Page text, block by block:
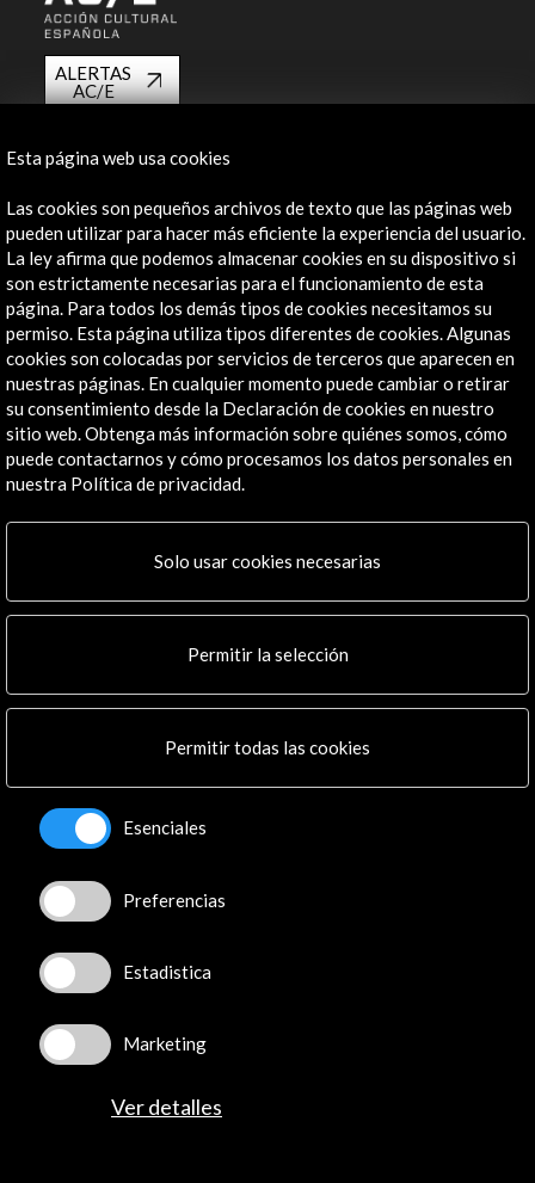
ALERTAS
AC/E
Contacta
+34 91 700 4000
José Abascal, 4 - 4º
28003 Madrid, España
Canales de contacto
Explora
Institucional
Actividades
Multimedia
Logo y crédito a AC/E
Conecta
(Twitter)
LinkedIn
Facebook
Youtube
Spotify
TikTok
Esta página web usa cookies
Las cookies son pequeños archivos de texto que las páginas web
pueden utilizar para hacer más eficiente la experiencia del usuario.
La ley afirma que podemos almacenar cookies en su dispositivo si
son estrictamente necesarias para el funcionamiento de esta
página. Para todos los demás tipos de cookies necesitamos su
permiso. Esta página utiliza tipos diferentes de cookies. Algunas
cookies son colocadas por servicios de terceros que aparecen en
nuestras páginas. En cualquier momento puede cambiar o retirar
su consentimiento desde la Declaración de cookies en nuestro
sitio web. Obtenga más información sobre quiénes somos, cómo
puede contactarnos y cómo procesamos los datos personales en
nuestra Política de privacidad.
Solo usar cookies necesarias
Permitir la selección
Permitir todas las cookies
Esenciales
Preferencias
Estadistica
Marketing
Ver detalles